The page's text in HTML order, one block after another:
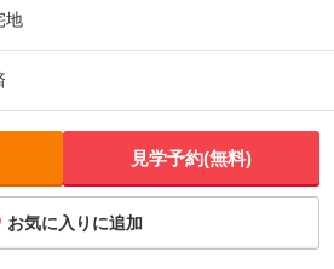
地
見学予約(無料)
お気に入りに追加